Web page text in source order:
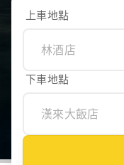
上車地點
下車地點